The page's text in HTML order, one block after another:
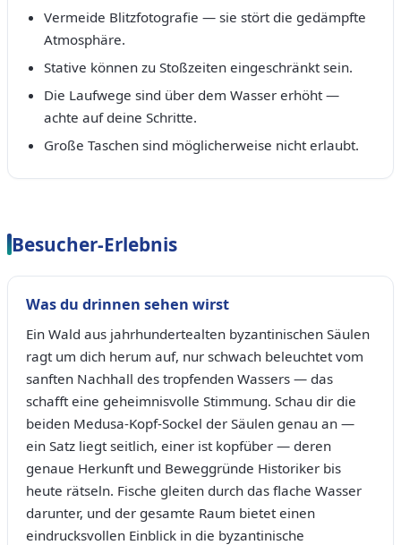
Vermeide Blitzfotografie — sie stört die gedämpfte
Atmosphäre.
Stative können zu Stoßzeiten eingeschränkt sein.
Die Laufwege sind über dem Wasser erhöht —
achte auf deine Schritte.
Große Taschen sind möglicherweise nicht erlaubt.
Besucher-Erlebnis
Was du drinnen sehen wirst
Ein Wald aus jahrhundertealten byzantinischen Säulen
ragt um dich herum auf, nur schwach beleuchtet vom
sanften Nachhall des tropfenden Wassers — das
schafft eine geheimnisvolle Stimmung. Schau dir die
beiden Medusa-Kopf-Sockel der Säulen genau an —
ein Satz liegt seitlich, einer ist kopfüber — deren
genaue Herkunft und Beweggründe Historiker bis
heute rätseln. Fische gleiten durch das flache Wasser
darunter, und der gesamte Raum bietet einen
eindrucksvollen Einblick in die byzantinische